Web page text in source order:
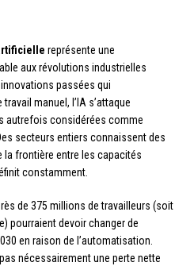
représente une
aux révolutions industrielles
passées qui
manuel, l’IA s’attaque
autrefois considérées comme
secteurs entiers connaissent des
frontière entre les capacités
constamment.
de 375 millions de travailleurs (soit
pourraient devoir changer de
en raison de l’automatisation.
nécessairement une perte nette